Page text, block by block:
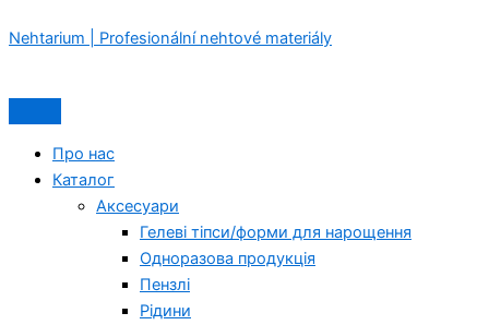
до
Nehtarium | Profesionální nehtové materiály
Про нас
Каталог
Аксесуари
Гелеві тіпси/форми для нарощення
Одноразова продукція
Пензлі
Рідини